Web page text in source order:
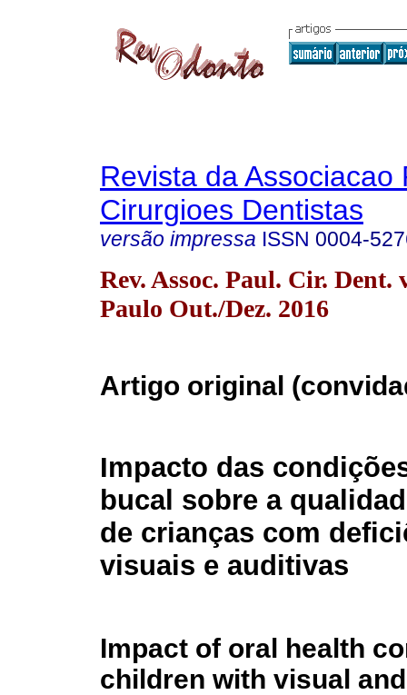
Revista da Associacao
Cirurgioes Dentistas
versão impressa ISSN 0004-
Rev. Assoc. Paul. Cir. Dent.
Paulo Out./Dez. 2016
Artigo original
Impacto das
bucal sobre a
de crianças com
visuais e auditivas
Impact of oral health
children with visual